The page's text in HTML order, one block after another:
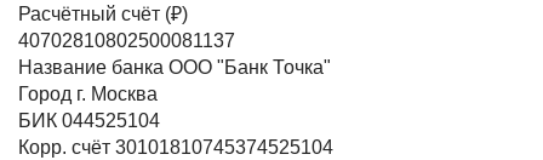
Расчётный счёт (₽)
40702810802500081137
Название банка ООО "Банк Точка"
Город г. Москва
БИК 044525104
Корр. счёт 30101810745374525104